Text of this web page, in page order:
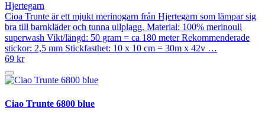
Hjertegarn
Cioa Trunte är ett mjukt merinogarn från Hjertegarn som lämpar sig
bra till barnkläder och tunna ullplagg. Material: 100% merinoull
superwash Vikt/längd: 50 gram = ca 180 meter Rekommenderade
stickor: 2,5 mm Stickfasthet: 10 x 10 cm = 30m x 42v …
69 kr
Ciao Trunte 6800 blue